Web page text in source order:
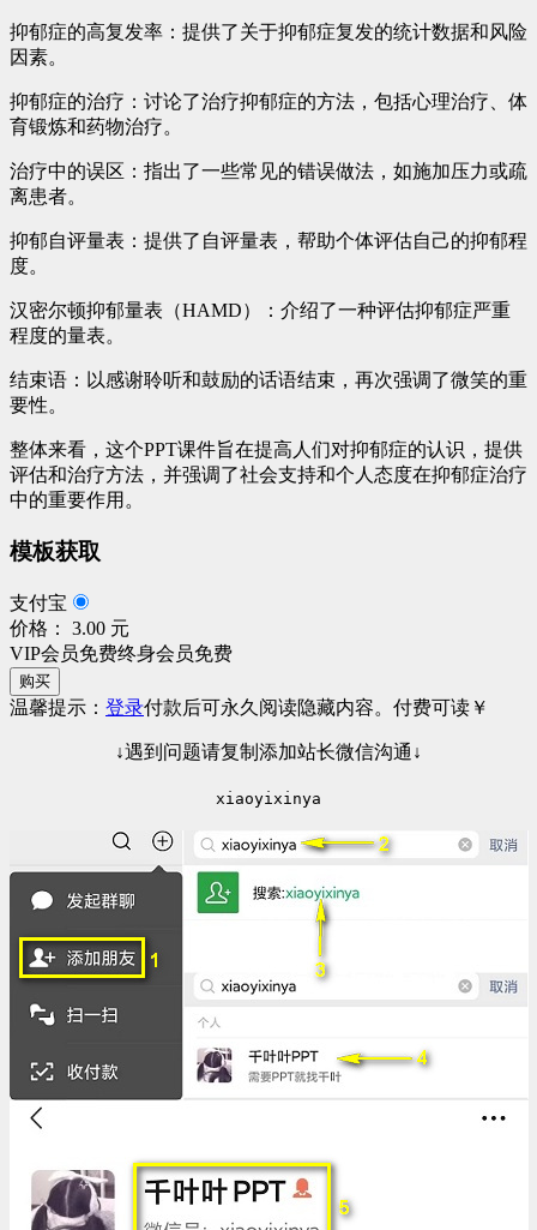
抑郁症的高复发率：提供了关于抑郁症复发的统计数据和风险
因素。
抑郁症的治疗：讨论了治疗抑郁症的方法，包括心理治疗、体
育锻炼和药物治疗。
治疗中的误区：指出了一些常见的错误做法，如施加压力或疏
离患者。
抑郁自评量表：提供了自评量表，帮助个体评估自己的抑郁程
度。
汉密尔顿抑郁量表（HAMD）：介绍了一种评估抑郁症严重
程度的量表。
结束语：以感谢聆听和鼓励的话语结束，再次强调了微笑的重
要性。
整体来看，这个PPT课件旨在提高人们对抑郁症的认识，提供
评估和治疗方法，并强调了社会支持和个人态度在抑郁症治疗
中的重要作用。
模板获取
支付宝
价格： 3.00 元
VIP会员免费终身会员免费
购买
温馨提示： 登录付款后可永久阅读隐藏内容。 付费可读 ￥
↓遇到问题请复制添加站长微信沟通↓
xiaoyixinya